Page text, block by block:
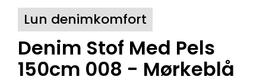
Lun denimkomfort
Denim Stof Med Pels
150cm 008 - Mørkeblå